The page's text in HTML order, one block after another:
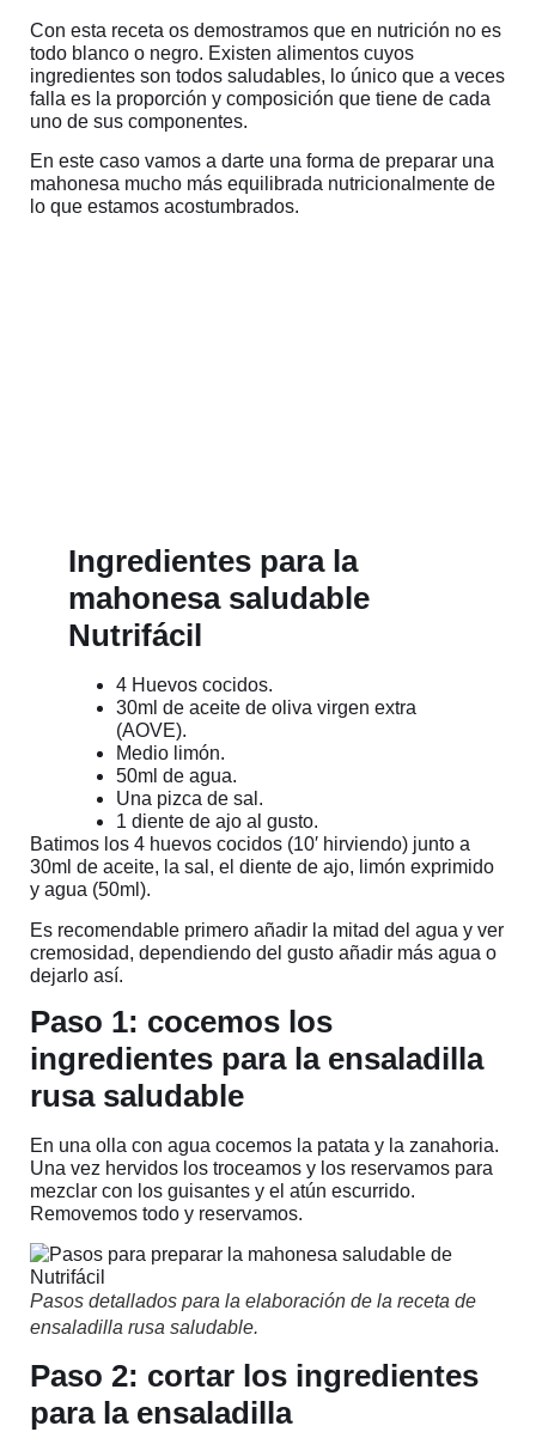
Con esta receta os demostramos que en nutrición no es
todo blanco o negro. Existen alimentos cuyos
ingredientes son todos saludables, lo único que a veces
falla es la proporción y composición que tiene de cada
uno de sus componentes.
En este caso vamos a darte una forma de preparar una
mahonesa mucho más equilibrada nutricionalmente de
lo que estamos acostumbrados.
Ingredientes para la
mahonesa saludable
Nutrifácil
4 Huevos cocidos.
30ml de aceite de oliva virgen extra
(AOVE).
Medio limón.
50ml de agua.
Una pizca de sal.
1 diente de ajo al gusto.
Batimos los 4 huevos cocidos (10′ hirviendo) junto a
30ml de aceite, la sal, el diente de ajo, limón exprimido
y agua (50ml).
Es recomendable primero añadir la mitad del agua y ver
cremosidad, dependiendo del gusto añadir más agua o
dejarlo así.
Paso 1: cocemos los
ingredientes para la ensaladilla
rusa saludable
En una olla con agua cocemos la patata y la zanahoria.
Una vez hervidos los troceamos y los reservamos para
mezclar con los guisantes y el atún escurrido.
Removemos todo y reservamos.
Pasos detallados para la elaboración de la receta de
ensaladilla rusa saludable.
Paso 2: cortar los ingredientes
para la ensaladilla